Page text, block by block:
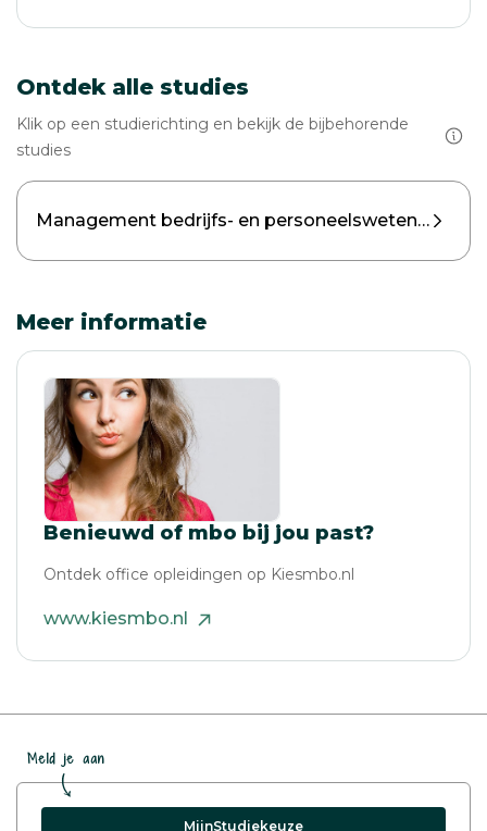
Ontdek alle studies
Klik op een studierichting en bekijk de bijbehorende
studies
Management bedrijfs- en
Meer informatie
Benieuwd of mbo bij jou past?
Ontdek office opleidingen op Kiesmbo.nl
www.kiesmbo.nl
Meld je aan
MijnStudiekeuze